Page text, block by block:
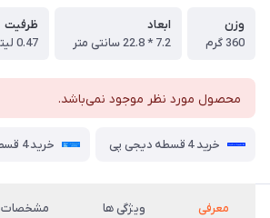
وزن
360 گرم
ابعاد
7.2 * 22.8 سانتی متر
ظرفیت
0.47 لیتر
محصول مورد نظر موجود نمی‌باشد.
خرید 4 قسطه دیجی پی خرید 4 قسطه اسنپ پی
معرفی ویژگی ها مشخصات